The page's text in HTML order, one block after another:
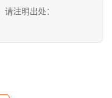
注明出处：